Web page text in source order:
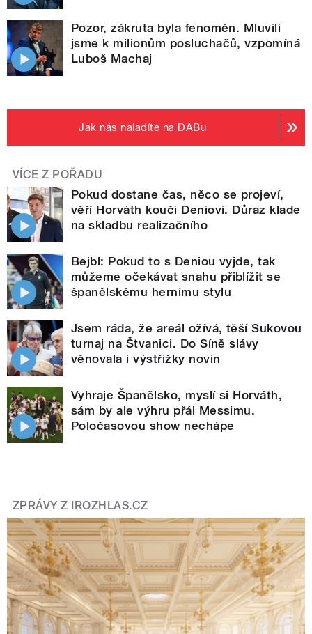
Pozor, zákruta byla fenomén. Mluvili
jsme k milionům posluchačů, vzpomíná
Luboš Machaj
Jak nás naladíte na DABu
VÍCE Z POŘADU
Pokud dostane čas, něco se projeví,
věří Horváth kouči Deniovi. Důraz klade
na skladbu realizačního
Bejbl: Pokud to s Deniou vyjde, tak
můžeme očekávat snahu přiblížit se
španělskému hernímu stylu
Jsem ráda, že areál ožívá, těší Sukovou
turnaj na Štvanici. Do Síně slávy
věnovala i výstřižky novin
Vyhraje Španělsko, myslí si Horváth,
sám by ale výhru přál Messimu.
Poločasovou show nechápe
ZPRÁVY Z IROZHLAS.CZ